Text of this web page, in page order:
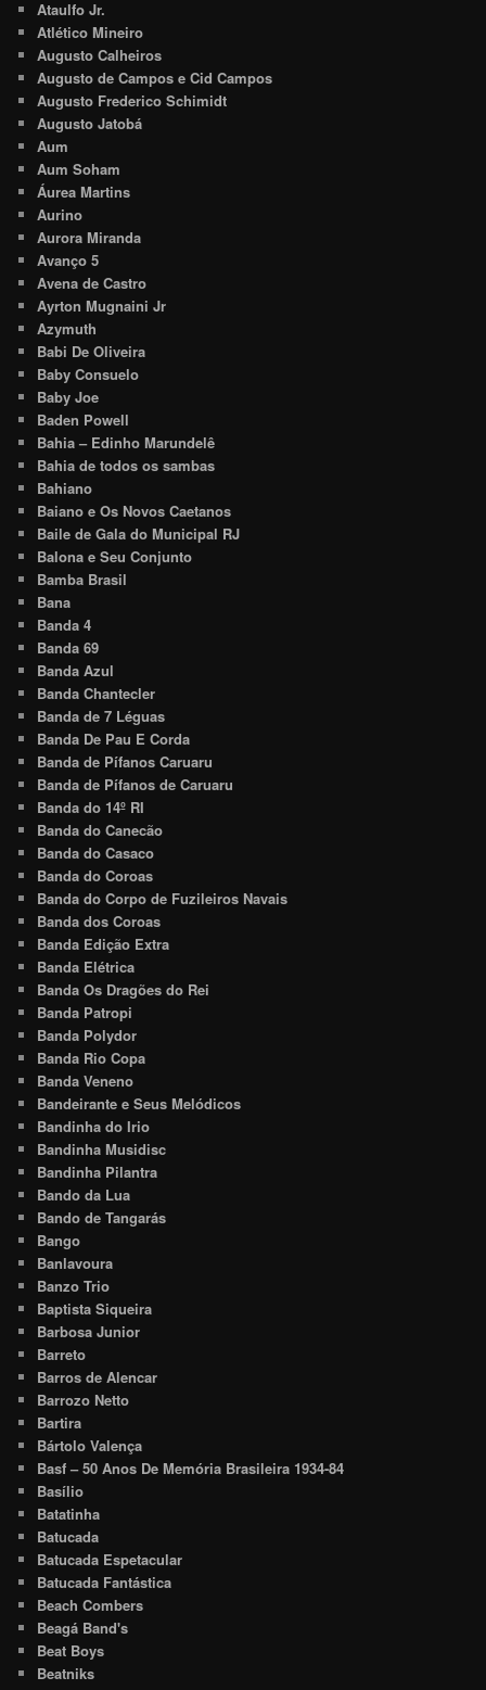
Ataulfo Jr.
Atlético Mineiro
Augusto Calheiros
Augusto de Campos e Cid Campos
Augusto Frederico Schimidt
Augusto Jatobá
Aum
Aum Soham
Áurea Martins
Aurino
Aurora Miranda
Avanço 5
Avena de Castro
Ayrton Mugnaini Jr
Azymuth
Babi De Oliveira
Baby Consuelo
Baby Joe
Baden Powell
Bahia – Edinho Marundelê
Bahia de todos os sambas
Bahiano
Baiano e Os Novos Caetanos
Baile de Gala do Municipal RJ
Balona e Seu Conjunto
Bamba Brasil
Bana
Banda 4
Banda 69
Banda Azul
Banda Chantecler
Banda de 7 Léguas
Banda De Pau E Corda
Banda de Pífanos Caruaru
Banda de Pífanos de Caruaru
Banda do 14º RI
Banda do Canecão
Banda do Casaco
Banda do Coroas
Banda do Corpo de Fuzileiros Navais
Banda dos Coroas
Banda Edição Extra
Banda Elétrica
Banda Os Dragões do Rei
Banda Patropi
Banda Polydor
Banda Rio Copa
Banda Veneno
Bandeirante e Seus Melódicos
Bandinha do Irio
Bandinha Musidisc
Bandinha Pilantra
Bando da Lua
Bando de Tangarás
Bango
Banlavoura
Banzo Trio
Baptista Siqueira
Barbosa Junior
Barreto
Barros de Alencar
Barrozo Netto
Bartira
Bártolo Valença
Basf – 50 Anos De Memória Brasileira 1934-84
Basílio
Batatinha
Batucada
Batucada Espetacular
Batucada Fantástica
Beach Combers
Beagá Band's
Beat Boys
Beatniks